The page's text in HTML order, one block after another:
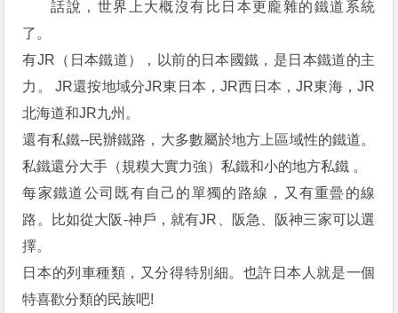
話說，世界上大概沒有比日本更龐雜的鐵道系統
了。
有JR（日本鐵道），以前的日本國鐵，是日本鐵道的主
力。 JR還按地域分JR東日本，JR西日本，JR東海，JR
北海道和JR九州。
還有私鐵--民辦鐵路，大多數屬於地方上區域性的鐵道。
私鐵還分大手（規糢大實力強）私鐵和小的地方私鐵 。
每家鐵道公司既有自己的單獨的路線，又有重曡的線
路。比如從大阪-神戶，就有JR、阪急、阪神三家可以選
擇。
日本的列車種類，又分得特別細。也許日本人就是一個
特喜歡分類的民族吧!